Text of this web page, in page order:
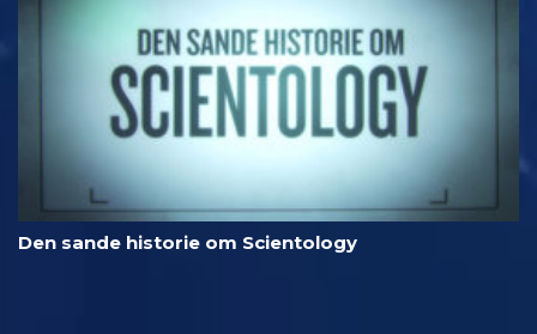
Den sande historie om Scientology